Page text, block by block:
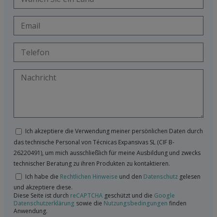
Ich akzeptiere die Verwendung meiner persönlichen Daten durch
das technische Personal von Técnicas Expansivas SL (CIF B-
26220491), um mich ausschließlich für meine Ausbildung und zwecks
technischer Beratung zu ihren Produkten zu kontaktieren.
Ich habe die Rechtlichen Hinweise und den Datenschutz gelesen
und akzeptiere diese.
Diese Seite ist durch reCAPTCHA geschützt und die Google
Datenschutzerklärung sowie die Nutzungsbedingungen finden
Anwendung.